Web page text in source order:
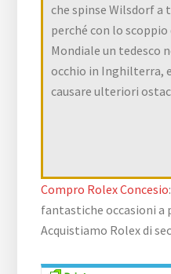
che spinse Wilsdorf a
perché con lo
Mondiale un tedesco
occhio in Inghilterra,
causare ulteriori
Compro Rolex Concesio
fantastiche occasioni
Acquistiamo Rolex di